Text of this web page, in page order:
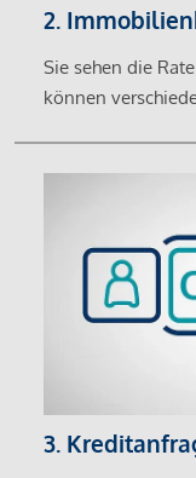
2.
Sie sehen die
können
3.